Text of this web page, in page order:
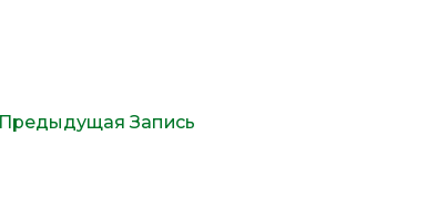
Предыдущая Запись